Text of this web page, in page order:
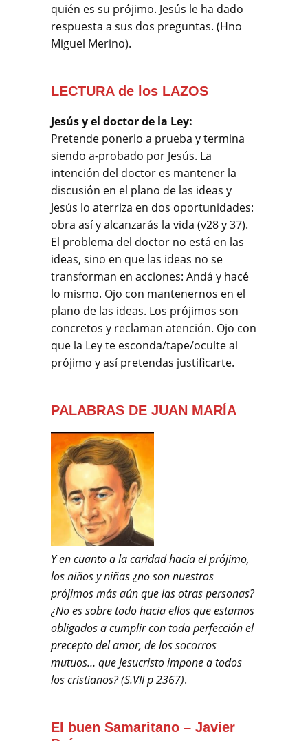
quién es su prójimo. Jesús le ha dado
respuesta a sus dos preguntas. (Hno
Miguel Merino).
LECTURA de los LAZOS
Jesús y el doctor de la Ley:
Pretende ponerlo a prueba y termina
siendo a-probado por Jesús. La
intención del doctor es mantener la
discusión en el plano de las ideas y
Jesús lo aterriza en dos oportunidades:
obra así y alcanzarás la vida (v28 y 37).
El problema del doctor no está en las
ideas, sino en que las ideas no se
transforman en acciones: Andá y hacé
lo mismo. Ojo con mantenernos en el
plano de las ideas. Los prójimos son
concretos y reclaman atención. Ojo con
que la Ley te esconda/tape/oculte al
prójimo y así pretendas justificarte.
PALABRAS DE JUAN MARÍA
Y en cuanto a la caridad hacia el prójimo,
los niños y niñas ¿no son nuestros
prójimos más aún que las otras personas?
¿No es sobre todo hacia ellos que estamos
obligados a cumplir con toda perfección el
precepto del amor, de los socorros
mutuos… que Jesucristo impone a todos
los cristianos? (S.VII p 2367).
El buen Samaritano – Javier